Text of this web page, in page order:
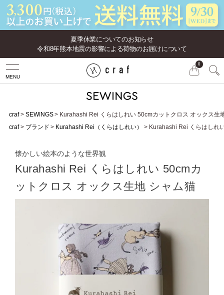
夏季休業についてのお知らせ
令和8年熊本地震の影響による荷物のお届けについて
MENU
0
craf SEWINGS
Kurahashi Rei くらはしれい 50cmカットクロス オックス生
craf
ブランド Kurahashi Rei（くらはしれい） Kurahashi Rei くらはしれ
懐かしい絵本のような世界観
Kurahashi Rei くらはしれい 50cmカ
ットクロス オックス生地 シャム猫